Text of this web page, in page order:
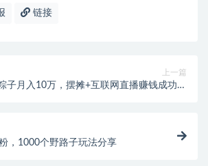
链接
上一篇
子月入10万，摆摊+互联网直播赚钱成功案
，1000个野路子玩法分享